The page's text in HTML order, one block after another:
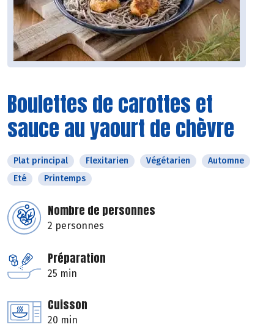
Boulettes de carottes et
sauce au yaourt de chèvre
Plat principal Flexitarien Végétarien
Automne
Eté
Printemps
Nombre de personnes
2 personnes
Préparation
25 min
Cuisson
20 min